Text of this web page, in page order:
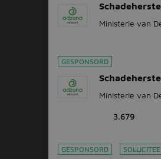
Ministerie van
GESPONSORD
Ministerie van
3.679
GESPONSORD